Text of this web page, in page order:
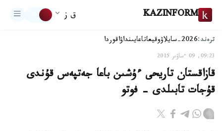
KAZINFORM ق ز
ترەند:2026-سايلاۋ وقيعاتاعايىنداۋاقوردا
09:23, 09 ءساۋىر 2015
قازاقستان تاريحى ءۇشىن باعا جەتپەس قۇندى
قۇجات تابىلدى – فوتو